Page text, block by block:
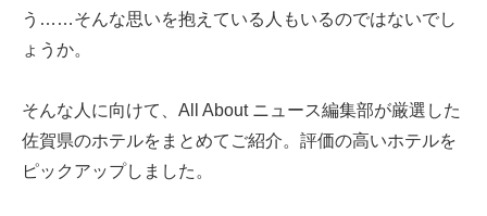
う……そんな思いを抱えている人もいるのではないでし
ょうか。
そんな人に向けて、All About ニュース編集部が厳選した
佐賀県のホテルをまとめてご紹介。評価の高いホテルを
ピックアップしました。